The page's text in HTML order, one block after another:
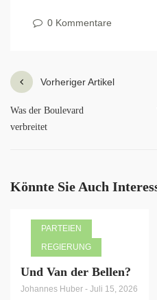
0 Kommentare
Vorheriger Artikel
Was der Boulevard
verbreitet
Könnte Sie Auch
PARTEIEN
REGIERUNG
Und Van der Bellen?
Johannes Huber - Juli 15, 2026